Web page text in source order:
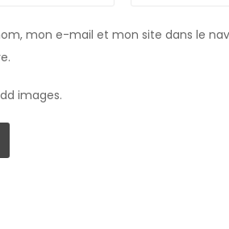
mon e-mail et mon site dans le
images.